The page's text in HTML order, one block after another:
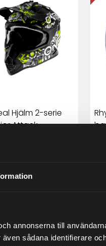
annonserna till
sådana identifierare
Hjälm 2-serie
Attack